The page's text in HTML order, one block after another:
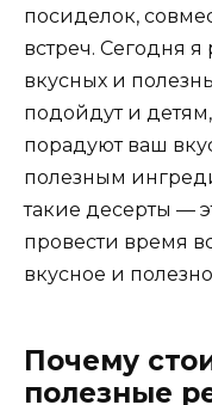
посиделок,
встреч. Сегодня
вкусных и
подойдут и
порадуют ваш
полезным
такие десерты —
провести время
вкусное и
Почему
полезные